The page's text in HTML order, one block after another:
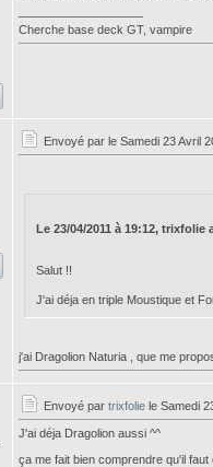
Cherche base deck GT, vampire
Envoyé par le Samedi 23 Avril
Le 23/04/2011 à 19:12, trixfolie
Salut !!
J'ai déja en triple Moustique et
j'ai Dragolion Naturia , que me
Envoyé par trixfolie le Samedi
J'ai déja Dragolion aussi ^^
ça me fait bien comprendre qu'il